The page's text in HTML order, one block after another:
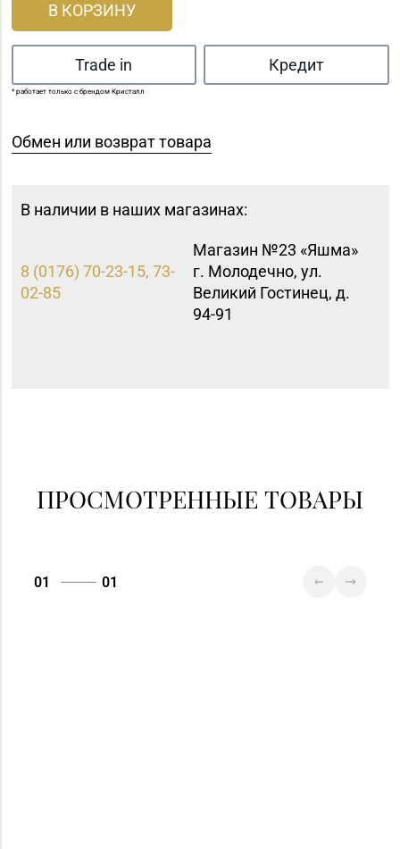
В КОРЗИНУ
Trade in Кредит
* работает только с брендом Кристалл
Обмен или возврат товара
В наличии в наших магазинах:
8 (0176) 70-23-15, 73-
02-85
Магазин №23 «Яшма»
г. Молодечно, ул.
Великий Гостинец, д.
94-91
ПРОСМОТРЕННЫЕ ТОВАРЫ
01 01